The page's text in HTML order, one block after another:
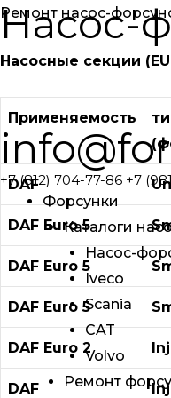
Ремонт насос-
+7 (812) 704-77-86 +7
Форсунки
Каталоги
Насос-
Iveco
Scania
CAT
Volvo
Ремонт
Насос-
Насосные секции
Применяемость
DAF
DAF Euro 5
DAF Euro 5
DAF Euro 5
DAF Euro 2
DAF